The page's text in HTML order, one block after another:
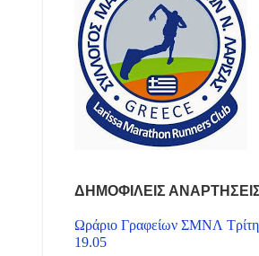
ΔΗΜΟΦΙΛΕΙΣ
Ωράριο Γραφείων ΣΜΝΛ Τρίτη
19.05